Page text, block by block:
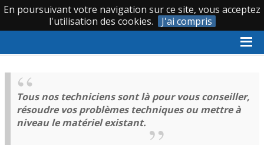
En poursuivant votre navigation sur ce site, vous acceptez
l'utilisation des cookies.
J'ai compris
0 388 620 066 | |
Accueil › Le groupement AVANTEAM ›
Maintenance et
Tous nos techniciens sont là pour vous conseiller,
résoudre vos problèmes techniques ou mettre à
niveau le matériel existant.